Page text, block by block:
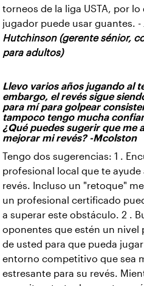
torneos de la liga USTA, por lo
jugador puede usar guantes. -
Hutchinson (gerente sénior,
para adultos)
Llevo varios años jugando al
embargo, el revés sigue
para mí para golpear
tampoco tengo mucha
¿Qué puedes sugerir que me
mejorar mi revés? -Mcolston
Tengo dos sugerencias: 1 .
profesional local que te ayude
revés. Incluso un "retoque"
un profesional certificado
a superar este obstáculo. 2 .
oponentes que estén un nivel
de usted para que pueda
entorno competitivo que sea
estresante para su revés.